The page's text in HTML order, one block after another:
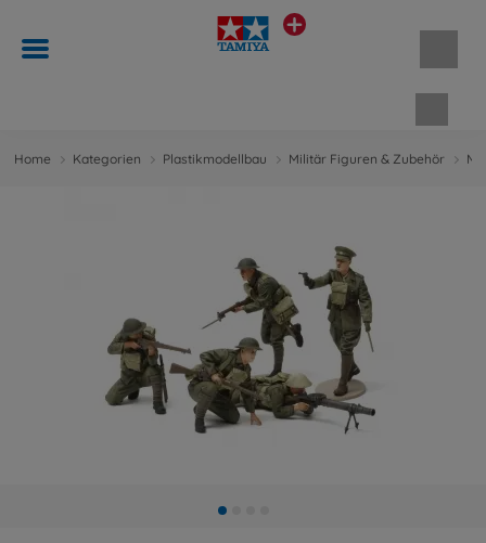
Home Kategorien Plastikmodellbau Militär Figuren & Zubehör